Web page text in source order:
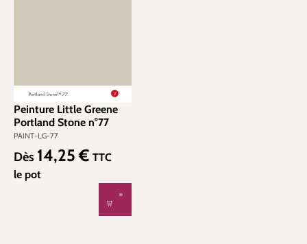
Peinture Little Greene
Portland Stone n°77
PAINT-LG-77
Prix régulier :
Dès 14,25 € TTC
le pot